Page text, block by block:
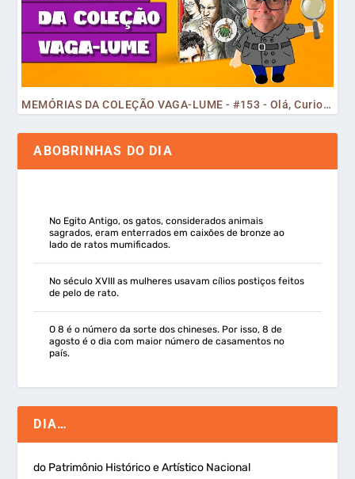
MEMÓRIAS DA COLEÇÃO VAGA-LUME - #153 - Olá, Curiosos! 2023
ABOBRINHAS DO DIA
No Egito Antigo, os gatos, considerados animais
sagrados, eram enterrados em caixões de bronze ao
lado de ratos mumificados.
No século XVIII as mulheres usavam cílios postiços feitos
de pelo de rato.
O 8 é o número da sorte dos chineses. Por isso, 8 de
agosto é o dia com maior número de casamentos no
país.
DIA…
do Patrimônio Histórico e Artístico Nacional